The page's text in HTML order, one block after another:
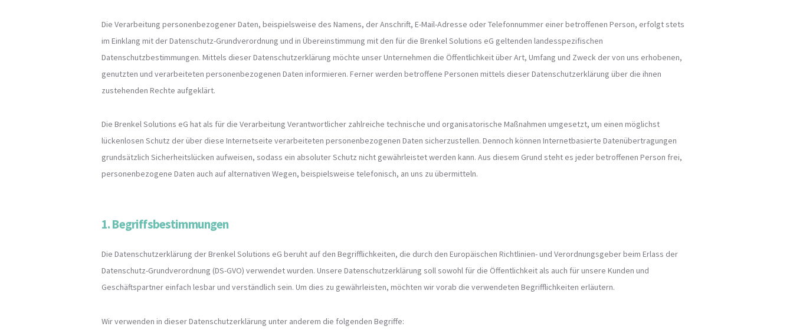
Die Verarbeitung personenbezogener Daten, beispielsweise des Namens, der Anschrift, E-Mail-Adresse oder Telefonnummer einer betroffenen Person, erfolgt stets
im Einklang mit der Datenschutz-Grundverordnung und in Übereinstimmung mit den für die Brenkel Solutions eG geltenden landesspezifischen
Datenschutzbestimmungen. Mittels dieser Datenschutzerklärung möchte unser Unternehmen die Öffentlichkeit über Art, Umfang und Zweck der von uns erhobenen,
genutzten und verarbeiteten personenbezogenen Daten informieren. Ferner werden betroffene Personen mittels dieser Datenschutzerklärung über die ihnen
zustehenden Rechte aufgeklärt.
Die Brenkel Solutions eG hat als für die Verarbeitung Verantwortlicher zahlreiche technische und organisatorische Maßnahmen umgesetzt, um einen möglichst
lückenlosen Schutz der über diese Internetseite verarbeiteten personenbezogenen Daten sicherzustellen. Dennoch können Internetbasierte Datenübertragungen
grundsätzlich Sicherheitslücken aufweisen, sodass ein absoluter Schutz nicht gewährleistet werden kann. Aus diesem Grund steht es jeder betroffenen Person frei,
personenbezogene Daten auch auf alternativen Wegen, beispielsweise telefonisch, an uns zu übermitteln.
1. Begriffsbestimmungen
Die Datenschutzerklärung der Brenkel Solutions eG beruht auf den Begrifflichkeiten, die durch den Europäischen Richtlinien- und Verordnungsgeber beim Erlass der
Datenschutz-Grundverordnung (DS-GVO) verwendet wurden. Unsere Datenschutzerklärung soll sowohl für die Öffentlichkeit als auch für unsere Kunden und
Geschäftspartner einfach lesbar und verständlich sein. Um dies zu gewährleisten, möchten wir vorab die verwendeten Begrifflichkeiten erläutern.
Wir verwenden in dieser Datenschutzerklärung unter anderem die folgenden Begriffe: